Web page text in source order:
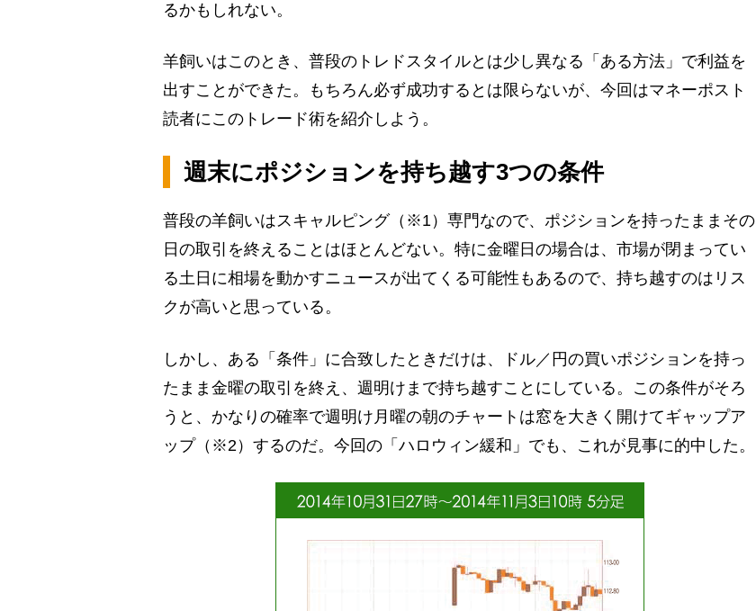
るかもしれない。
羊飼いはこのとき、普段のトレドスタイルとは少し異なる「ある方法」で利益を
出すことができた。もちろん必ず成功するとは限らないが、今回はマネーポスト
読者にこのトレード術を紹介しよう。
週末にポジションを持ち越す3つの条件
普段の羊飼いはスキャルピング（※1）専門なので、ポジションを持ったままその
日の取引を終えることはほとんどない。特に金曜日の場合は、市場が閉まってい
る土日に相場を動かすニュースが出てくる可能性もあるので、持ち越すのはリス
クが高いと思っている。
しかし、ある「条件」に合致したときだけは、ドル／円の買いポジションを持っ
たまま金曜の取引を終え、週明けまで持ち越すことにしている。この条件がそろ
うと、かなりの確率で週明け月曜の朝のチャートは窓を大きく開けてギャップア
ップ（※2）するのだ。今回の「ハロウィン緩和」でも、これが見事に的中した。